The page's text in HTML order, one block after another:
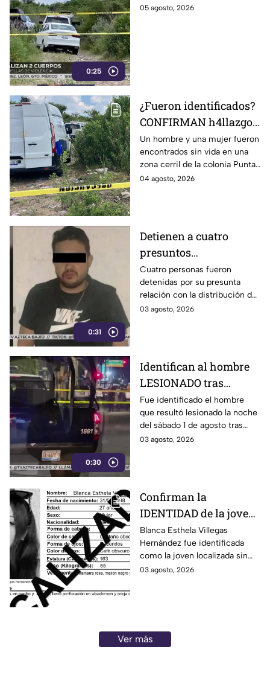
0:25
León; autoridades
05 agosto, 2026
¿Fueron identificados?
CONFIRMAN h4llazgo
de un hombre y una
mujer s1n v1da en zona
cerril de León, HOY
martes
Un hombre y una mujer fueron
encontrados sin vida en una
zona cerril de la colonia Punta
del Sol, en el polígono de Las
04 agosto, 2026
0:31
Detienen a cuatro
presuntos
D3LINCUENTES en
León: así OCURRIÓ
Cuatro personas fueron
detenidas por su presunta
relación con la distribución de
droga en distintos puntos de
03 agosto, 2026
0:30
Identifican al hombre
LESIONADO tras
agresión en colonia
Constitución de
Apatzingán en Irapuato
Fue identificado el hombre
que resultó lesionado la noche
del sábado 1 de agosto tras
registrarse detonaciones en la
03 agosto, 2026
Confirman la
IDENTIDAD de la joven
hallada s1n v1da en
Celaya, Guanajuato;
llevaba dos días
desaparecida
Blanca Esthela Villegas
Hernández fue identificada
como la joven localizada sin
vida en Celaya, Guanajuato,
03 agosto, 2026
Ver más